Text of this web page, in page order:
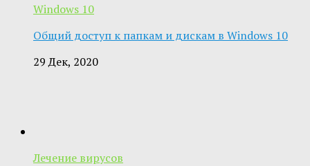
Windows 10
Общий доступ к папкам и дискам в Windows 10
29 Дек, 2020
Лечение вирусов